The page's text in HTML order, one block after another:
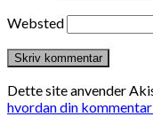
Websted
Dette site anvender
hvordan din